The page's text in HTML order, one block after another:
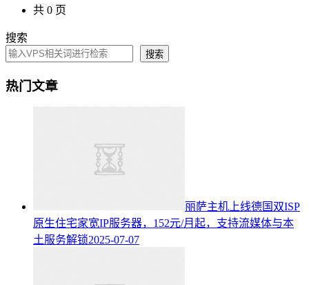
共 0 页
搜索
搜索
热门文章
丽萨主机上线德国双ISP
原生住宅家宽IP服务器，152元/月起，支持流媒体与本
土服务解锁2025-07-07